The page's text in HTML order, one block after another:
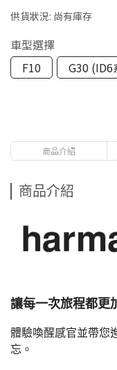
供貨狀況: 尚有庫存
車型選擇
F10
G30 (ID6
商品介紹
商品介紹
讓每一次旅程都更
體驗喚醒感官並帶您
忘。